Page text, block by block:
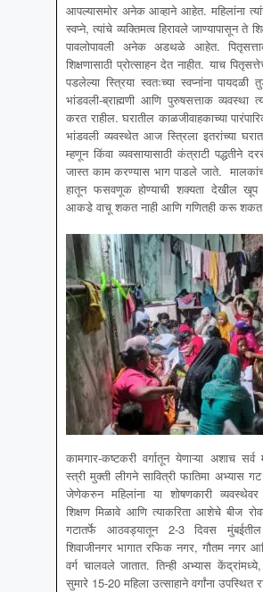
आपल्यासमोर अनेक आव्हाने आहेत. महिलांना
स्वप्ने, त्यांचे व्यक्तिमत्व हिरावले जाण्यापासून ते
पावलोपावली अनेक अडथळे आहेत.
शिक्षणासाठी प्रोत्साहन देत नाहीत. याच
पडलेल्या स्त्रिया स्वतःच्या स्वप्नांना
भांडवली-ब्राह्मणी आणि पुरुषसत्ताक व्यवस्था
करत राहील. घरातील काळजीवाहकाच्या
भांडवली व्यवस्थेत आज स्त्रिला इतरांच्या
म्हणून किंवा व्यवसायासाठी कंत्राटी पद्धतीने
जास्त काम करण्यास भाग पाडले जाते.
हातून फसवणूक होण्याची शक्यता देखील
आकडे वाचू शकत नाही आणि गणितही करू शकत
कामगार-कष्टकरी वर्गातून येणाऱ्या अशाच सर्व
स्त्री मुक्ती लीगने सावित्री फातिमा
जेणेकरुन महिलांना या शोषणकारी
शिक्षण मिळावे आणि त्याकरिता आशेचे बीज
गटातर्फे आठवड्यातून 2-3 दिवस मुंबईतील
शिवाजीनगर भागात रफिक नगर, गौतम नगर
वर्ग चालवले जातात. तिन्ही अभ्यास
सुमारे 15-20 महिला उत्साहाने वर्गांना उपस्थित